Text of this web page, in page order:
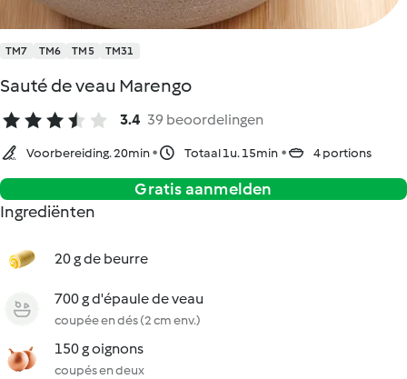
TM7 TM6 TM5 TM31
Sauté de veau Marengo
3.4 39 beoordelingen
Voorbereiding. 20min Totaal 1u. 15min 4 portions
Gratis aanmelden
Ingrediënten
20 g de beurre
700 g d'épaule de veau
coupée en dés (2 cm env.)
150 g oignons
coupés en deux